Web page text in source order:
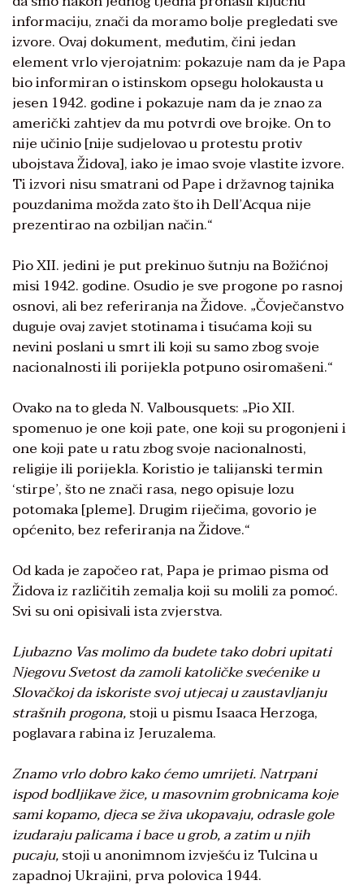
informaciju, znači da moramo bolje pregledati sve
izvore. Ovaj dokument, međutim, čini jedan
element vrlo vjerojatnim: pokazuje nam da je Papa
bio informiran o istinskom opsegu holokausta u
jesen 1942. godine i pokazuje nam da je znao za
američki zahtjev da mu potvrdi ove brojke. On to
nije učinio [nije sudjelovao u protestu protiv
ubojstava Židova], iako je imao svoje vlastite izvore.
Ti izvori nisu smatrani od Pape i državnog tajnika
pouzdanima možda zato što ih Dell’Acqua nije
prezentirao na ozbiljan način.“
Pio XII. jedini je put prekinuo šutnju na Božićnoj
misi 1942. godine. Osudio je sve progone po rasnoj
osnovi, ali bez referiranja na Židove. „Čovječanstvo
duguje ovaj zavjet stotinama i tisućama koji su
nevini poslani u smrt ili koji su samo zbog svoje
nacionalnosti ili porijekla potpuno osiromašeni.“
Ovako na to gleda N. Valbousquets: „Pio XII.
spomenuo je one koji pate, one koji su progonjeni i
one koji pate u ratu zbog svoje nacionalnosti,
religije ili porijekla. Koristio je talijanski termin
‘stirpe’, što ne znači rasa, nego opisuje lozu
potomaka [pleme]. Drugim riječima, govorio je
općenito, bez referiranja na Židove.“
Od kada je započeo rat, Papa je primao pisma od
Židova iz različitih zemalja koji su molili za pomoć.
Svi su oni opisivali ista zvjerstva.
Ljubazno Vas molimo da budete tako dobri upitati
Njegovu Svetost da zamoli katoličke svećenike u
Slovačkoj da iskoriste svoj utjecaj u zaustavljanju
strašnih progona,stoji u pismu Isaaca Herzoga,
poglavara rabina iz Jeruzalema.
Znamo vrlo dobro kako ćemo umrijeti. Natrpani
ispod bodljikave žice, u masovnim grobnicama koje
sami kopamo, djeca se živa ukopavaju, odrasle gole
izudaraju palicama i bace u grob, a zatim u njih
pucaju,stoji u anonimnom izvješću iz Tulcina u
zapadnoj Ukrajini, prva polovica 1944.